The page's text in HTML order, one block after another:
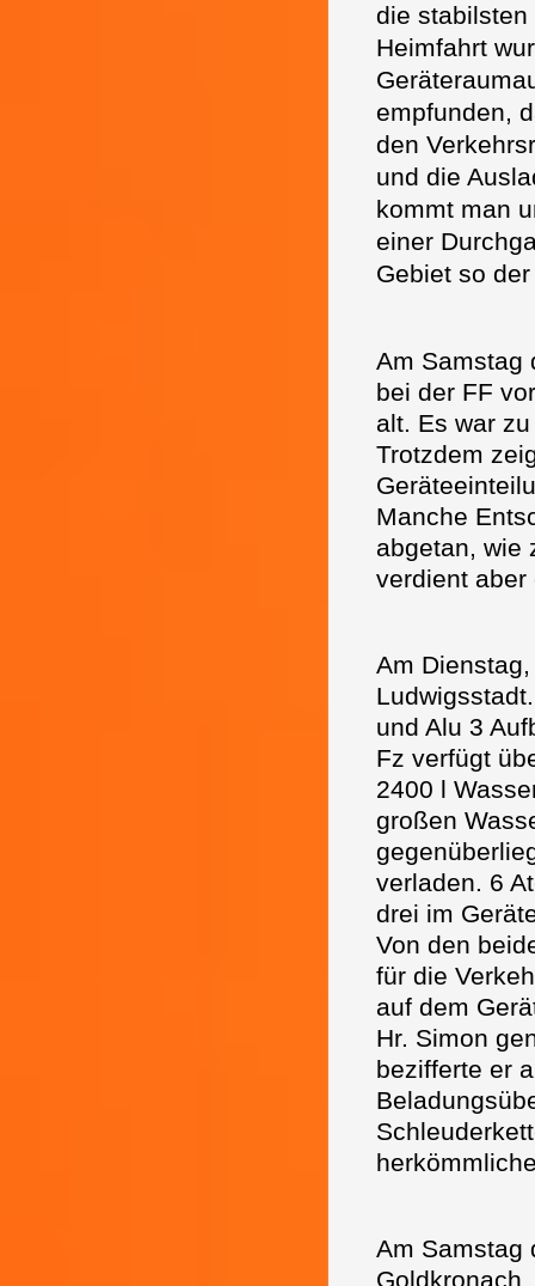
die stabilsten
Heimfahrt
empfunden,
den
und die
kommt man
einer
Gebiet so
Am Samstag
bei der FF
alt. Es war
Trotzdem
Manche
abgetan, wie
verdient aber
Am
und Alu 3
Fz verfügt
2400 l
großen
verladen. 6
drei im
Von den
für die
auf dem
Hr. Simon
bezifferte er
Am Samstag